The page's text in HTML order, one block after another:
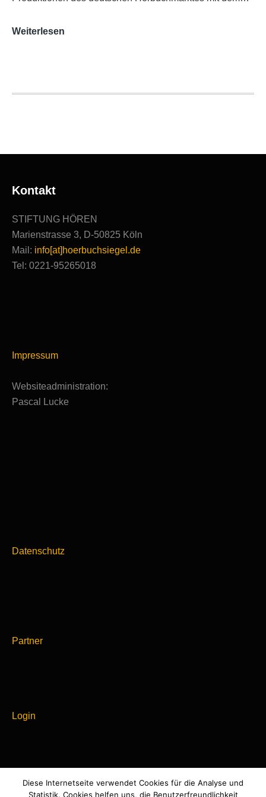
Weiterlesen
Ausgezeichnete
Kontakt
STIFTUNG HÖREN
Marienstrasse 3, D-50825 Köln
Mail: info[at]hoerbuchsiegel.de
Tel: 0221-95265018
Impressum
Websiteadministration:
Pascal Lucke
Datenschutz
Partner
Login
Powered by
Diese Internetseite verwendet Cookies für die Analyse und
Statistik. Cookies helfen uns, die Benutzerfreundlichkeit